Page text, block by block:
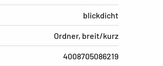
blickdicht
Ordner, breit/kurz
4008705086219